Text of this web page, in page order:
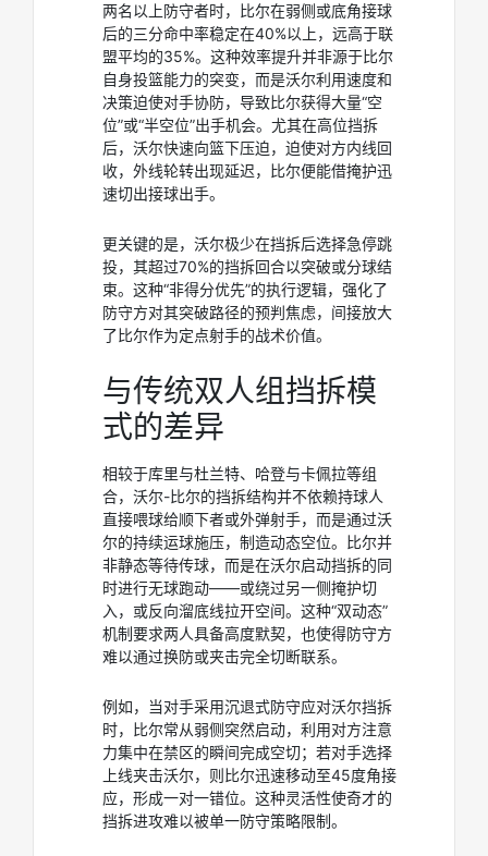
两名以上防守者时，比尔在弱侧或底角接球
后的三分命中率稳定在40%以上，远高于联
盟平均的35%。这种效率提升并非源于比尔
自身投篮能力的突变，而是沃尔利用速度和
决策迫使对手协防，导致比尔获得大量“空
位”或“半空位”出手机会。尤其在高位挡拆
后，沃尔快速向篮下压迫，迫使对方内线回
收，外线轮转出现延迟，比尔便能借掩护迅
速切出接球出手。
更关键的是，沃尔极少在挡拆后选择急停跳
投，其超过70%的挡拆回合以突破或分球结
束。这种“非得分优先”的执行逻辑，强化了
防守方对其突破路径的预判焦虑，间接放大
了比尔作为定点射手的战术价值。
与传统双人组挡拆模
式的差异
相较于库里与杜兰特、哈登与卡佩拉等组
合，沃尔-比尔的挡拆结构并不依赖持球人
直接喂球给顺下者或外弹射手，而是通过沃
尔的持续运球施压，制造动态空位。比尔并
非静态等待传球，而是在沃尔启动挡拆的同
时进行无球跑动——或绕过另一侧掩护切
入，或反向溜底线拉开空间。这种“双动态”
机制要求两人具备高度默契，也使得防守方
难以通过换防或夹击完全切断联系。
例如，当对手采用沉退式防守应对沃尔挡拆
时，比尔常从弱侧突然启动，利用对方注意
力集中在禁区的瞬间完成空切；若对手选择
上线夹击沃尔，则比尔迅速移动至45度角接
应，形成一对一错位。这种灵活性使奇才的
挡拆进攻难以被单一防守策略限制。